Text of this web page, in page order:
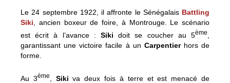
Le 24 septembre 1922, il affronte le Sénégalais Battling
Siki , ancien boxeur de foire, à Montrouge. Le scénario
est écrit à l’avance : Siki doit se coucher au 5ème
garantissant une victoire facile à un Carpentierhors de
forme.
Au 3ème Siki va deux fois à terre et est menacé de